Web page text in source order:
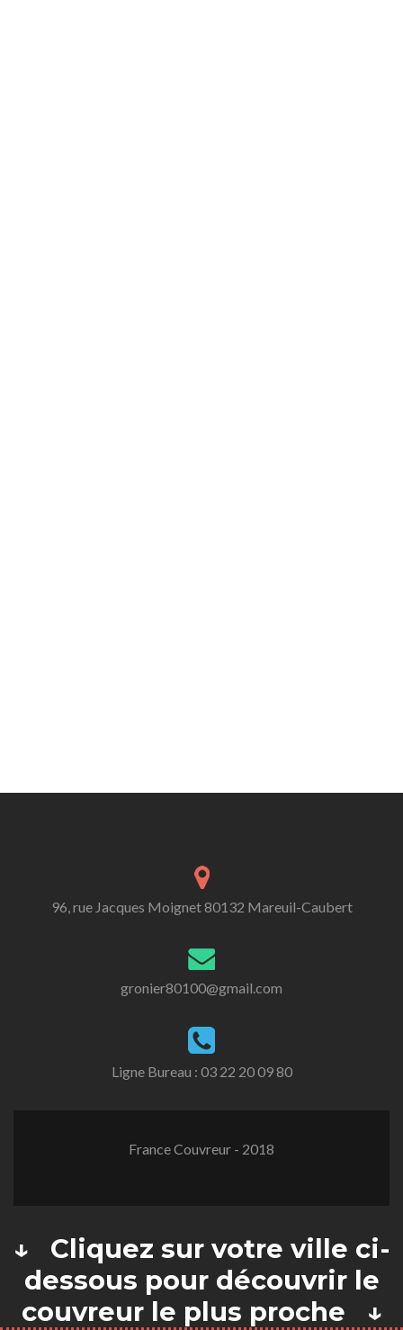
96, rue Jacques Moignet 80132 Mareuil-Caubert
gronier80100@gmail.com
Ligne Bureau : 03 22 20 09 80
France Couvreur - 2018
↓ Cliquez sur votre ville ci-
dessous pour découvrir le
couvreur le plus proche ↓